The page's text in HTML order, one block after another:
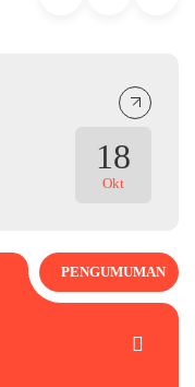
18
Okt
PENGUMUMAN